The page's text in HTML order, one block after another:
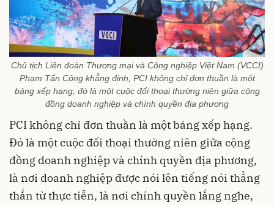
Chủ tịch Liên đoàn Thương mại và Công nghiệp Việt Nam (VCCI)
Phạm Tấn Công khẳng định, PCI không chỉ đơn thuần là một
bảng xếp hạng, đó là một cuộc đối thoại thường niên giữa cộng
đồng doanh nghiệp và chính quyền địa phương
PCI không chỉ đơn thuần là một bảng xếp hạng.
Đó là một cuộc đối thoại thường niên giữa cộng
đồng doanh nghiệp và chính quyền địa phương,
là nơi doanh nghiệp được nói lên tiếng nói thẳng
thắn từ thực tiễn, là nơi chính quyền lắng nghe,